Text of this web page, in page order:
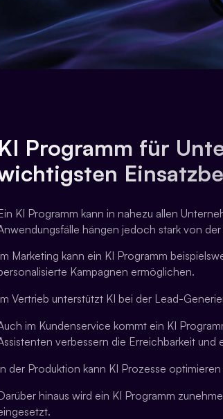
KI Programm für
KI Programm kann in nahezu allen
hängen jedoch stark von
Marketing kann ein KI Programm
Kampagnen ermöglichen.
Vertrieb unterstützt KI bei der Lead-
im Kundenservice kommt ein KI
verbessern die Erreichbarkeit und
der Produktion kann KI Prozesse
hinaus wird ein KI Programm